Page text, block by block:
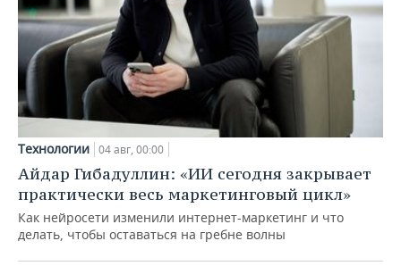
Технологии 04 авг, 00:00
Айдар Гибадуллин: «ИИ сегодня закрывает
практически весь маркетинговый цикл»
Как нейросети изменили интернет-маркетинг и что
делать, чтобы оставаться на гребне волны